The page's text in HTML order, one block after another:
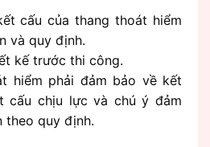
cấu của thang thoát hiểm
và quy định.
kế trước thi công.
hiểm phải đảm bảo về kết
cấu chịu lực và chú ý đảm
theo quy định.